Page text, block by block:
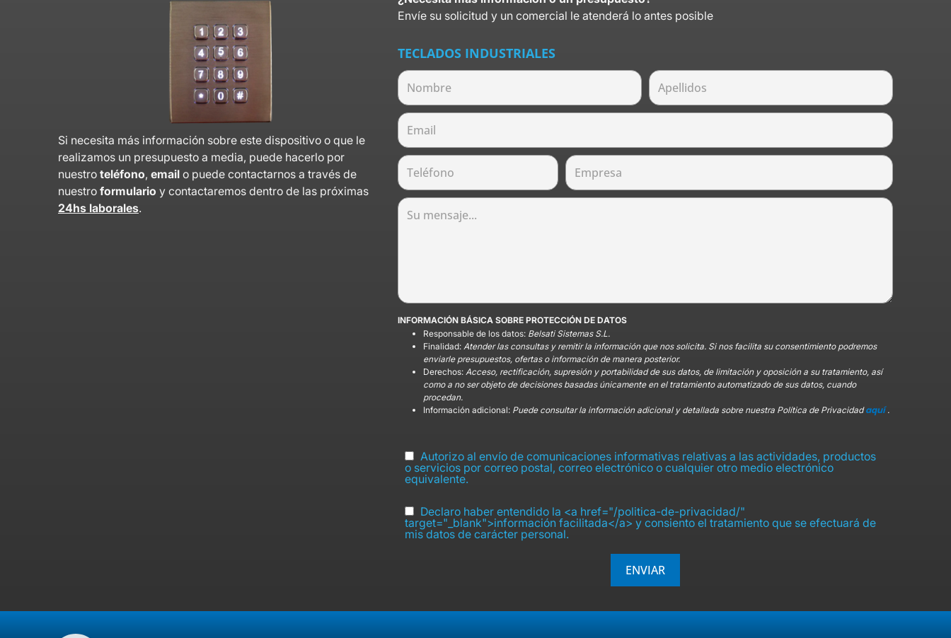
Si necesita más información sobre este dispositivo o que le
realizamos un presupuesto a media, puede hacerlo por
nuestro teléfono, email o puede contactarnos a través de
nuestro formulario y contactaremos dentro de las próximas
24hs laborales.
Envíe su solicitud y un comercial le atenderá lo antes posible
TECLADOS INDUSTRIALES
INFORMACIÓN BÁSICA SOBRE PROTECCIÓN DE DATOS
Responsable de los datos: Belsati Sistemas S.L.
Finalidad: Atender las consultas y remitir la información que nos solicita. Si nos facilita su consentimiento podremos
enviarle presupuestos, ofertas o información de manera posterior.
Derechos: Acceso, rectificación, supresión y portabilidad de sus datos, de limitación y oposición a su tratamiento, así
como a no ser objeto de decisiones basadas únicamente en el tratamiento automatizado de sus datos, cuando
procedan.
Información adicional: Puede consultar la información adicional y detallada sobre nuestra Política de Privacidadaquí .
Autorizo al envío de comunicaciones informativas relativas a las actividades, productos
o servicios por correo postal, correo electrónico o cualquier otro medio electrónico
equivalente.
Declaro haber entendido la <a href="/politica-de-privacidad/"
target="_blank">información facilitada</a> y consiento el tratamiento que se efectuará de
mis datos de carácter personal.
ENVIAR